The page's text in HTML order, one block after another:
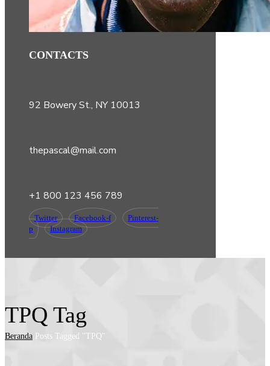
CONTACTS
92 Bowery St., NY 10013
thepascal@mail.com
+1 800 123 456 789
Twitter Facebook-f
Pinterest-
p
Instagram
TPQ Tag
Beranda Posts Tagged "TPQ"